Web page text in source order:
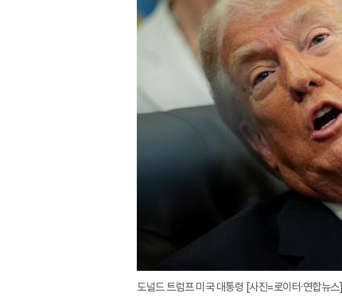
도널드 트럼프 미국 대통령 [사진=로이터·연합뉴스]